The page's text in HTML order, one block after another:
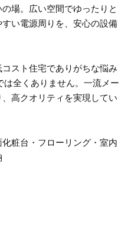
場。広い空間でゆったりと
い電源周りを、安心の設備
スト住宅でありがちな悩み
全くありません。一流メー
高クオリティを実現してい
粧台・フローリング・室内